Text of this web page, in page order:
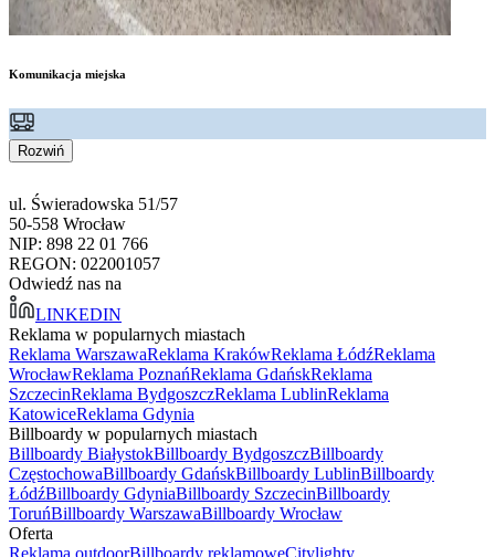
Komunikacja miejska
Rozwiń
ul. Świeradowska 51/57
50-558 Wrocław
NIP: 898 22 01 766
REGON: 022001057
Odwiedź nas na
LINKEDIN
Reklama w popularnych miastach
Reklama WarszawaReklama KrakówReklama ŁódźReklama
WrocławReklama PoznańReklama GdańskReklama
SzczecinReklama BydgoszczReklama LublinReklama
KatowiceReklama Gdynia
Billboardy w popularnych miastach
Billboardy BiałystokBillboardy BydgoszczBillboardy
CzęstochowaBillboardy GdańskBillboardy LublinBillboardy
ŁódźBillboardy GdyniaBillboardy SzczecinBillboardy
ToruńBillboardy WarszawaBillboardy Wrocław
Oferta
Reklama outdoorBillboardy reklamoweCitylighty